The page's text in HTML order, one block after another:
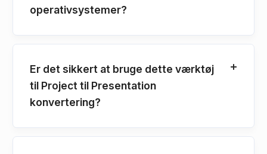
operativsystemer?
Er det sikkert at bruge dette værktøj
til Project til Presentation
konvertering?